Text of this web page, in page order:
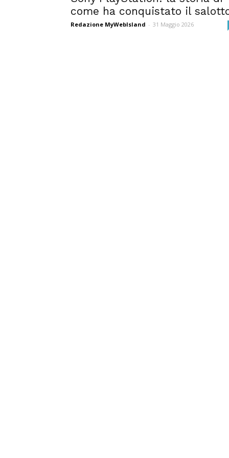
come ha conquistato il
Redazione MyWebIsland - 31 Maggio 2026